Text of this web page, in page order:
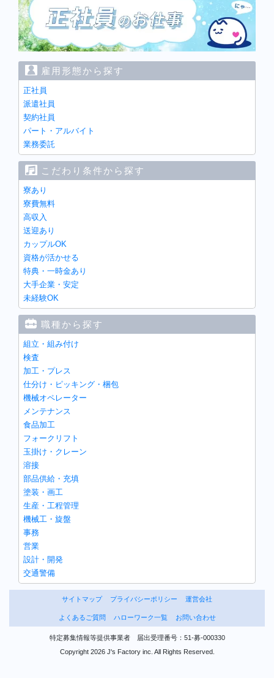
雇用形態から探す
正社員
派遣社員
契約社員
パート・アルバイト
業務委託
こだわり条件から探す
寮あり
寮費無料
高収入
送迎あり
カップルOK
資格が活かせる
特典・一時金あり
大手企業・安定
未経験OK
職種から探す
組立・組み付け
検査
加工・プレス
仕分け・ピッキング・梱包
機械オペレーター
メンテナンス
食品加工
フォークリフト
玉掛け・クレーン
溶接
部品供給・充填
塗装・画工
生産・工程管理
機械工・旋盤
事務
営業
設計・開発
交通警備
サイトマップ プライバシーポリシー 運営会社
よくあるご質問 ハローワーク一覧 お問い合わせ
特定募集情報等提供事業者 届出受理番号：51-募-000330
Copyright 2026 J's Factory inc. All Rights Reserved.